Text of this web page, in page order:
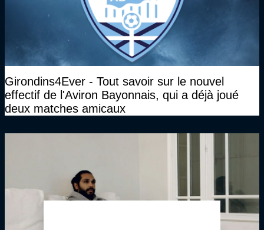
Girondins4Ever - Tout savoir sur le nouvel
effectif de l'Aviron Bayonnais, qui a déjà joué
deux matches amicaux